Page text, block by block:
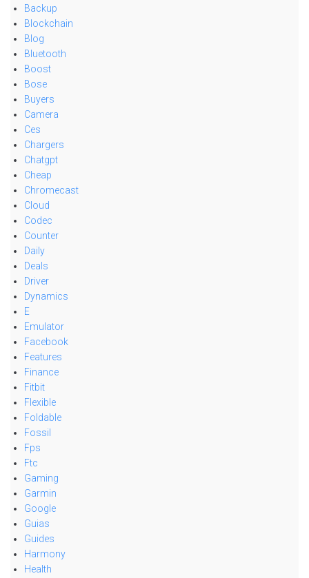
Backup
Blockchain
Blog
Bluetooth
Boost
Bose
Buyers
Camera
Ces
Chargers
Chatgpt
Cheap
Chromecast
Cloud
Codec
Counter
Daily
Deals
Driver
Dynamics
E
Emulator
Facebook
Features
Finance
Fitbit
Flexible
Foldable
Fossil
Fps
Ftc
Gaming
Garmin
Google
Guias
Guides
Harmony
Health